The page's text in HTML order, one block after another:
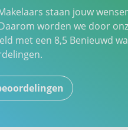
staan jouw
worden we door
met een 8,5 Benieuwd